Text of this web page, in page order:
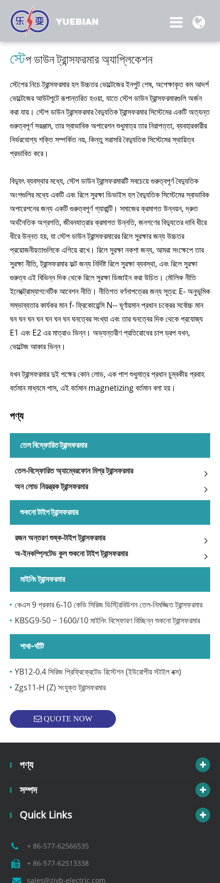
স্টেপ ডাউন ট্রান্সফরমার অ্যাপ্লিকেশন
স্টেপের নিচে ট্রান্সফরমার হল উচ্চতর ভোল্টেজের ইনপুট শেষ, অপেক্ষাকৃত কম আদর্শ
ভোল্টেজের আউটপুটে রূপান্তরিত হওয়া, যাতে স্টেপ ডাউন ট্রান্সফরমারগুলি অর্জন
করা যায়। স্টেপ ডাউন ট্রান্সফরমার বৈদ্যুতিক ট্রান্সফরমার সিস্টেমের একটি অত্যন্ত
গুরুত্বপূর্ণ সরঞ্জাম, তার স্বাভাবিক অপারেশন শুধুমাত্র তার নিরাপত্তা, ব্যবহারকারীর
নির্ভরযোগ্য শক্তি সম্পর্কিত নয়, কিন্তু সরাসরি বৈদ্যুতিক সিস্টেমের স্থায়িত্ব
প্রভাবিত করে।
বিদ্যুৎ ব্যবস্থার মধ্যে, স্টেপ ডাউন ট্রান্সফরমারটি সবচেয়ে গুরুত্বপূর্ণ বৈদ্যুতিক
অংশগুলির মধ্যে একটি এবং রিলে সুরক্ষা ডিভাইস হল বৈদ্যুতিক সিস্টেমের স্বাভাবিক
অপারেশনের জন্য একটি গুরুত্বপূর্ণ গ্যারান্টি। সমাজের ক্রমাগত উন্নয়ন, দ্রুত
অর্থনৈতিক অগ্রগতি, জীবনযাত্রার ক্রমাগত উন্নতি, জনগণের বিদ্যুতের দাবি ধীরে
ধীরে উন্নত হয়, যা স্টেপ ডাউন ট্রান্সফরমারের রিলে সুরক্ষার জন্য উচ্চতর
প্রয়োজনীয়তাগুলিকে এগিয়ে রাখে। রিলে সুরক্ষা নকশা জন্য, আমরা সংক্ষেপে তার
সুরক্ষা নীতি, ট্রান্সফরমার ফল্ট জন্য নির্দিষ্ট রিলে সুরক্ষা ব্যবস্থা, এবং রিলে সুরক্ষা
গুরুত্ব এই বিভিন্ন দিক থেকে রিলে সুরক্ষা ডিজাইন করা উচিত। মৌলিক নীতি
ইলেক্ট্রোম্যাগনেটিক আবেশন নীতি। নীতিগত বর্ণনাপত্রের জন্য সূত্র: E- অনুভূমিক
সম্ভাব্যতার কার্যকর মান f- ফ্রিকোয়েন্সি N-- ঘূর্ণায়মান প্রধান চক্রের সর্বোচ্চ মান
ঘন ঘন ঘন ঘন ঘন ঘন ঘন ঘনত্বের সংখ্যা এবং তার ঘনত্বের দিক থেকে প্রযোজ্য
E1 এবং E2 এর মাত্রাও ভিন্ন। অভ্যন্তরীণ প্রতিরোধের চাপ ড্রপ যখন,
ভোল্টেজ আকার ভিন্ন।
যখন ট্রান্সফরমার দুই পক্ষের কোন লোড, এক পাশ শুধুমাত্র প্রধান চুম্বকীয় প্রবাহ
বর্তমান মাধ্যমে পাস, এই বর্তমান magnetizing বর্তমান বলা হয়।
পণ্য
তেল বিস্ফোরিত ট্রান্সফরমার
তেল-বিস্ফোরিত অ্যাম্বেরফোন মিশ্র ট্রান্সফরমার
অন ​​লোড নিয়ন্ত্রক ট্রান্সফরমার
শুকনো টাইপ ট্রান্সফরমার
রজন অন্তরণ শুষ্ক-টাইপ ট্রান্সফরমার
অ-ইনকম্প্লিটেড কুল শুকনো টাইপ ট্রান্সফরমার
মাইনিং ট্রান্সফরমার
কেএস 9 প্রকার 6-10 কেভি সিরিজ ডিস্ট্রিবিউশন তেল-নিমজ্জিত ট্রান্সফরমার
KBSG9-50 ~ 1600/10 মাইনিং বিস্ফোরণ বিচ্ছিন্ন শুকনো ট্রান্সফরমার
শাখা-ঘাঁটি
YB12-0.4 সিরিজ প্রিফ্রিক্রেটেড রিস্টেশন (ইউরোপীয় স্টাইল বক্স)
Zgs11-H (Z) সংযুক্ত ট্রান্সফরমার
QUOTE NOW
পণ্য
সম্পদ
Quick Links
+ 86-577-62566535
+ 86-577-62513338
sales@zjyb-electric.com